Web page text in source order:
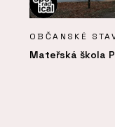
OBČANSKÉ
Mateřská škola